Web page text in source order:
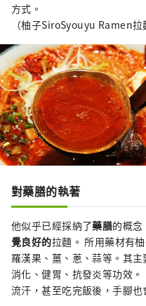
方式。
（柚子SiroSyouyu Ramen拉
對藥膳的執著
他似乎已經採納了藥膳的概
覺良好的拉麵。 所用藥材有
羅漢果、薑、蔥、蒜等。其
消化、健胃、抗發炎等功效
流汗，甚至吃完飯後，手腳也